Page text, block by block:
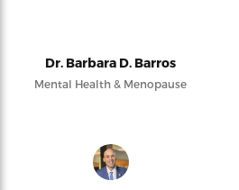
Dr. Barbara D. Barros
Mental Health & Menopause